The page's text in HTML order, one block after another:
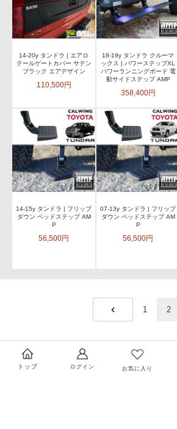
14-20y タンドラ | エアロ
テールゲートカバー サテン
ブラック エアデザイン
110,500円
18-19y タンドラ クルーマ
ックス | パワーステップXL
パワーランニングボード 電
動サイドステップ AMP
358,400円
14-15y タンドラ | フリップ
ダウン ベッドステップ AM
P
56,500円
07-13y タンドラ | フリップ
ダウン ベッドステップ AM
P
56,500円
1 2
トップ ログイン お気に入り